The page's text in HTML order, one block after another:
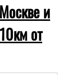
и
от